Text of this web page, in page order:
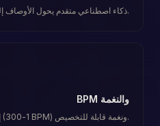
ذكاء اصطناعي متقدم يحول الأوصاف إلى صوت احترافي.
BPM والنغمة
إيقاع (1-300 BPM) ونغمة قابلة للتخصيص.